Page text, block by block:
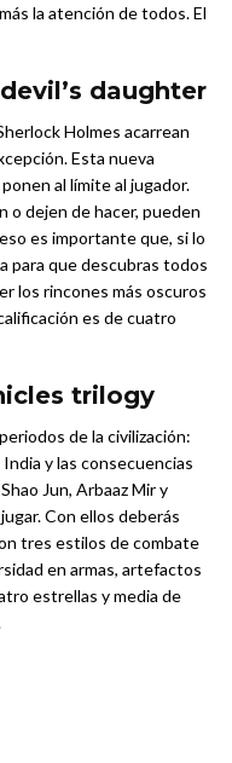
la atención de todos. El
daughter
Holmes acarrean
Esta nueva
al límite al jugador.
o dejen de hacer, pueden
es importante que, si lo
para que descubras todos
los rincones más oscuros
es de cuatro
trilogy
de la civilización:
y las consecuencias
Jun, Arbaaz Mir y
Con ellos deberás
tres estilos de combate
en armas, artefactos
estrellas y media de